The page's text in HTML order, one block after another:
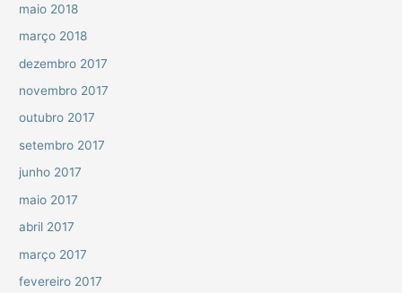
maio 2018
março 2018
dezembro 2017
novembro 2017
outubro 2017
setembro 2017
junho 2017
maio 2017
abril 2017
março 2017
fevereiro 2017